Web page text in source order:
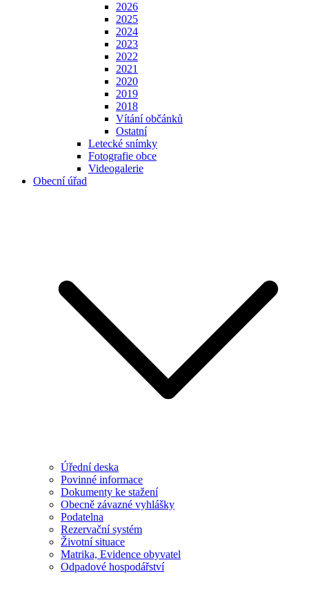
2026
2025
2024
2023
2022
2021
2020
2019
2018
Vítání občánků
Ostatní
Letecké snímky
Fotografie obce
Videogalerie
Obecní úřad
Úřední deska
Povinné informace
Dokumenty ke stažení
Obecně závazné vyhlášky
Podatelna
Rezervační systém
Životní situace
Matrika, Evidence obyvatel
Odpadové hospodářství